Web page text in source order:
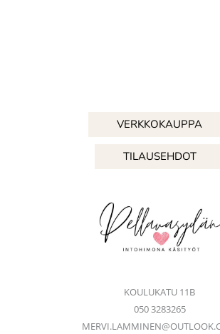
VERKKOKAUPPA
TILAUSEHDOT
KOULUKATU 11B
050 3283265